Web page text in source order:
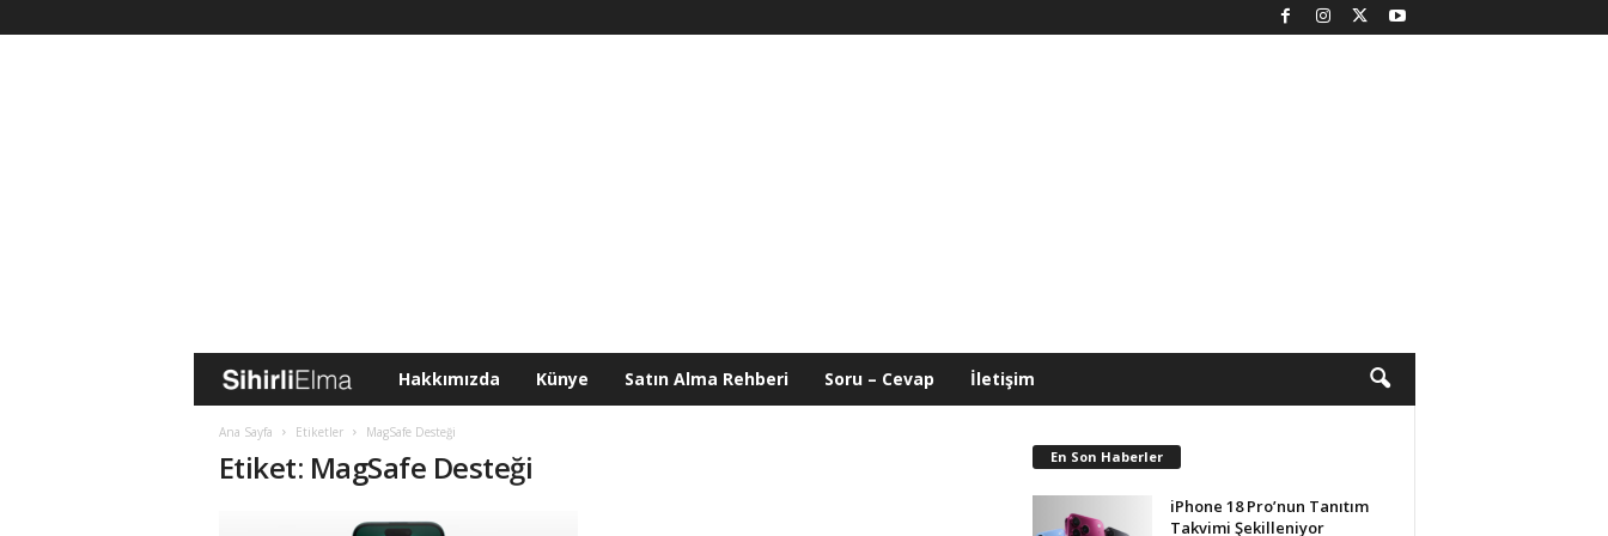
i
h
Hakkımızda Künye Satın Alma Rehberi Soru – Cevap İletişim
Ana Sayfa Etiketler MagSafe Desteği
Etiket: MagSafe Desteği En Son Haberler
iPhone 18 Pro’nun Tanıtım
Takvimi Şekilleniyor